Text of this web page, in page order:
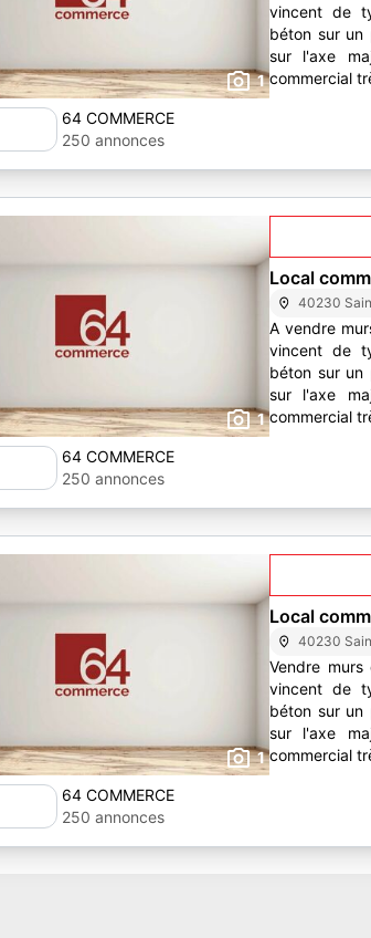
1
vincent de tyrosse murs
béton sur un
sur l'axe
commercial
64 COMMERCE
250 annonces
1
Local
40230
A vendre
vincent de tyrosse murs
béton sur un
sur l'axe
commercial
64 COMMERCE
250 annonces
1
Local
40230
Vendre
vincent de tyrosse murs
béton sur un
sur l'axe
commercial
64 COMMERCE
250 annonces